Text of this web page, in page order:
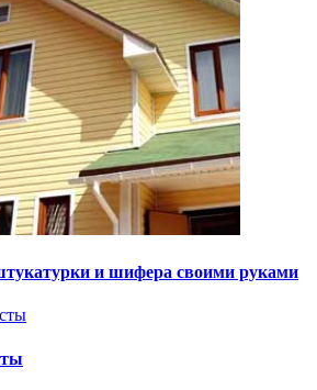
и шифера своими руками